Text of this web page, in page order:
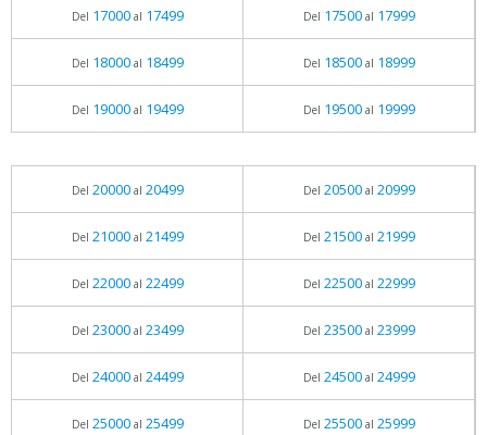
Del 17000al 17499 Del 17500al 17999
Del 18000al 18499 Del 18500al 18999
Del 19000al 19499 Del 19500al 19999
Del 20000al 20499 Del 20500al 20999
Del 21000al 21499 Del 21500al 21999
Del 22000al 22499 Del 22500al 22999
Del 23000al 23499 Del 23500al 23999
Del 24000al 24499 Del 24500al 24999
Del 25000al 25499 Del 25500al 25999